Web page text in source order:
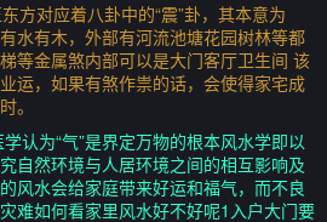
方对应着八卦中的“震”卦，其本意为
水有木，外部有河流池塘花园树林等都
等金属煞内部可以是大门客厅卫生间 该
运，如果有煞作祟的话，会使得家宅成
。
认为“气”是界定万物的根本风水学即以
自然环境与人居环境之间的相互影响及
风水会给家庭带来好运和福气，而不良
难如何看家里风水好不好呢1入户大门要